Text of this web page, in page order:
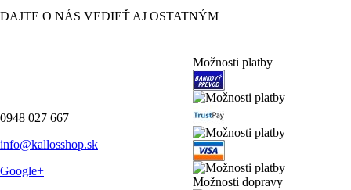
DAJTE O NÁS VEDIEŤ AJ OSTATNÝM
0948 027 667
info@kallosshop.sk
Google+
Možnosti platby
Možnosti dopravy